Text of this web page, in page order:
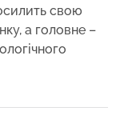
свою
а головне –